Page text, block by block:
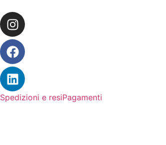
Spedizioni e resiPagamenti